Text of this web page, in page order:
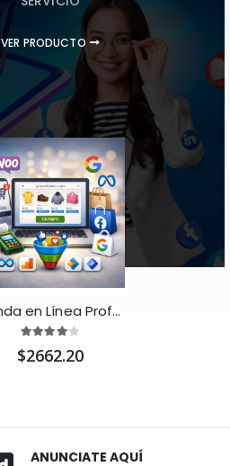
VER PRODUCTO
Tienda en Línea Profesional con WooCommerce 🛒
$2662.20
ANUNCIATE AQUÍ